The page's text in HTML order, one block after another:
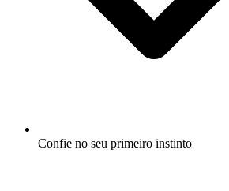
Confie no seu primeiro instinto